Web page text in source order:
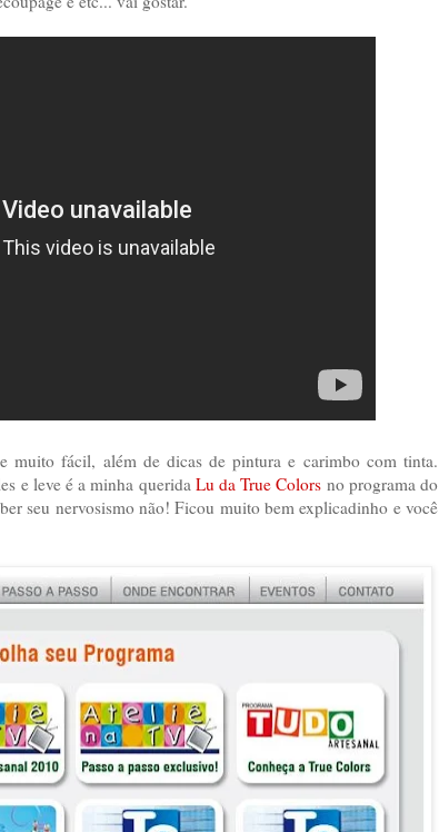
muito fácil, além de dicas de pintura e carimbo com tinta.
e leve é a minha querida Lu da True Colors no programa do
seu nervosismo não! Ficou muito bem explicadinho e você